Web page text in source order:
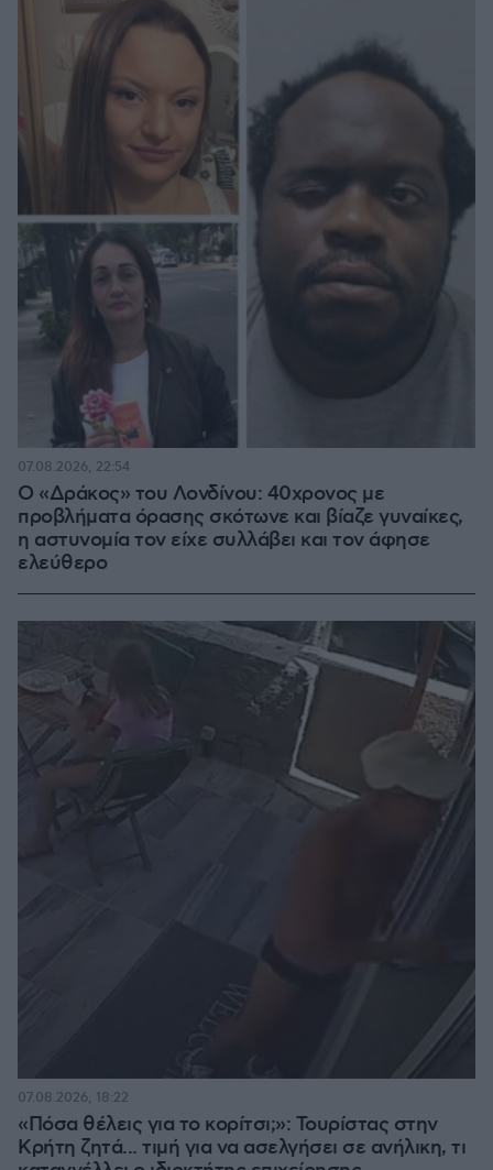
Ο «Δράκος» του Λονδίνου: 40χρονος με
προβλήματα όρασης σκότωνε και βίαζε γυναίκες,
η αστυνομία τον είχε συλλάβει και τον άφησε
ελεύθερο
07.08.2026, 22:54
«Πόσα θέλεις για το κορίτσι;»: Τουρίστας στην
Κρήτη ζητά... τιμή για να ασελγήσει σε ανήλικη, τι
07.08.2026, 18:22